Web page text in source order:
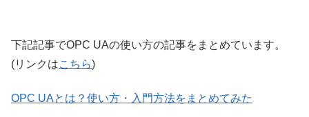
下記記事でOPC UAの使い方の記事をまとめています。
(リンクはこちら)
OPC UAとは？使い方・入門方法をまとめてみた